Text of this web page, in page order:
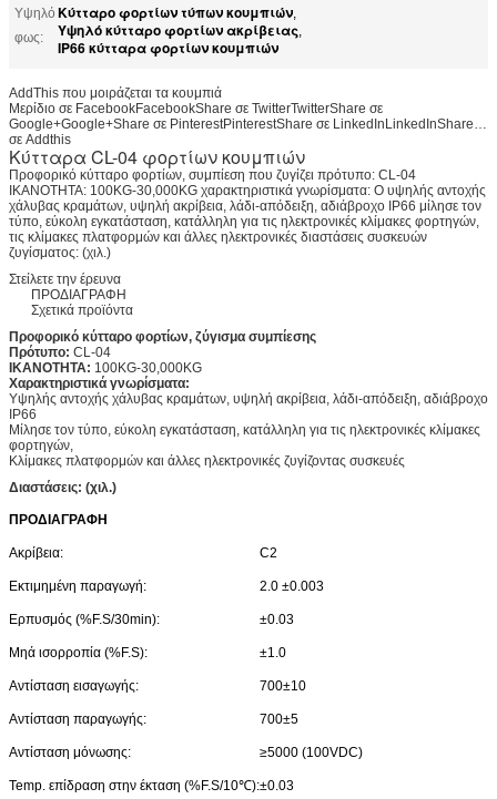
Υψηλό
φως:
Κύτταρο φορτίων τύπων κουμπιών,
Υψηλό κύτταρο φορτίων ακρίβειας,
IP66 κύτταρα φορτίων κουμπιών
AddThis που μοιράζεται τα κουμπιά
Μερίδιο σε FacebookFacebookShare σε TwitterTwitterShare σε
Google+Google+Share σε PinterestPinterestShare σε LinkedInLinkedInShare…
σε Addthis
Κύτταρα CL-04 φορτίων κουμπιών
Προφορικό κύτταρο φορτίων, συμπίεση που ζυγίζει πρότυπο: CL-04
ΙΚΑΝΟΤΗΤΑ: 100KG-30,000KG χαρακτηριστικά γνωρίσματα: Ο υψηλής αντοχής
χάλυβας κραμάτων, υψηλή ακρίβεια, λάδι-απόδειξη, αδιάβροχο IP66 μίλησε τον
τύπο, εύκολη εγκατάσταση, κατάλληλη για τις ηλεκτρονικές κλίμακες φορτηγών,
τις κλίμακες πλατφορμών και άλλες ηλεκτρονικές διαστάσεις συσκευών
ζυγίσματος: (χιλ.)
Στείλετε την έρευνα
ΠΡΟΔΙΑΓΡΑΦΗ
Σχετικά προϊόντα
Προφορικό κύτταρο φορτίων, ζύγισμα συμπίεσης
Πρότυπο: CL-04
ΙΚΑΝΟΤΗΤΑ: 100KG-30,000KG
Χαρακτηριστικά γνωρίσματα:
Υψηλής αντοχής χάλυβας κραμάτων, υψηλή ακρίβεια, λάδι-απόδειξη, αδιάβροχο
IP66
Μίλησε τον τύπο, εύκολη εγκατάσταση, κατάλληλη για τις ηλεκτρονικές κλίμακες
φορτηγών,
Κλίμακες πλατφορμών και άλλες ηλεκτρονικές ζυγίζοντας συσκευές
Διαστάσεις: (χιλ.)
ΠΡΟΔΙΑΓΡΑΦΗ
Ακρίβεια: C2
Εκτιμημένη παραγωγή: 2.0 ±0.003
Ερπυσμός (%F.S/30min): ±0.03
Μηά ισορροπία (%F.S): ±1.0
Αντίσταση εισαγωγής: 700±10
Αντίσταση παραγωγής: 700±5
Αντίσταση μόνωσης: ≥5000 (100VDC)
Temp. επίδραση στην έκταση (%F.S/10℃):±0.03